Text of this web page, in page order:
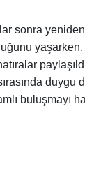
sonra yeniden
yaşarken,
duygu
buluşmayı